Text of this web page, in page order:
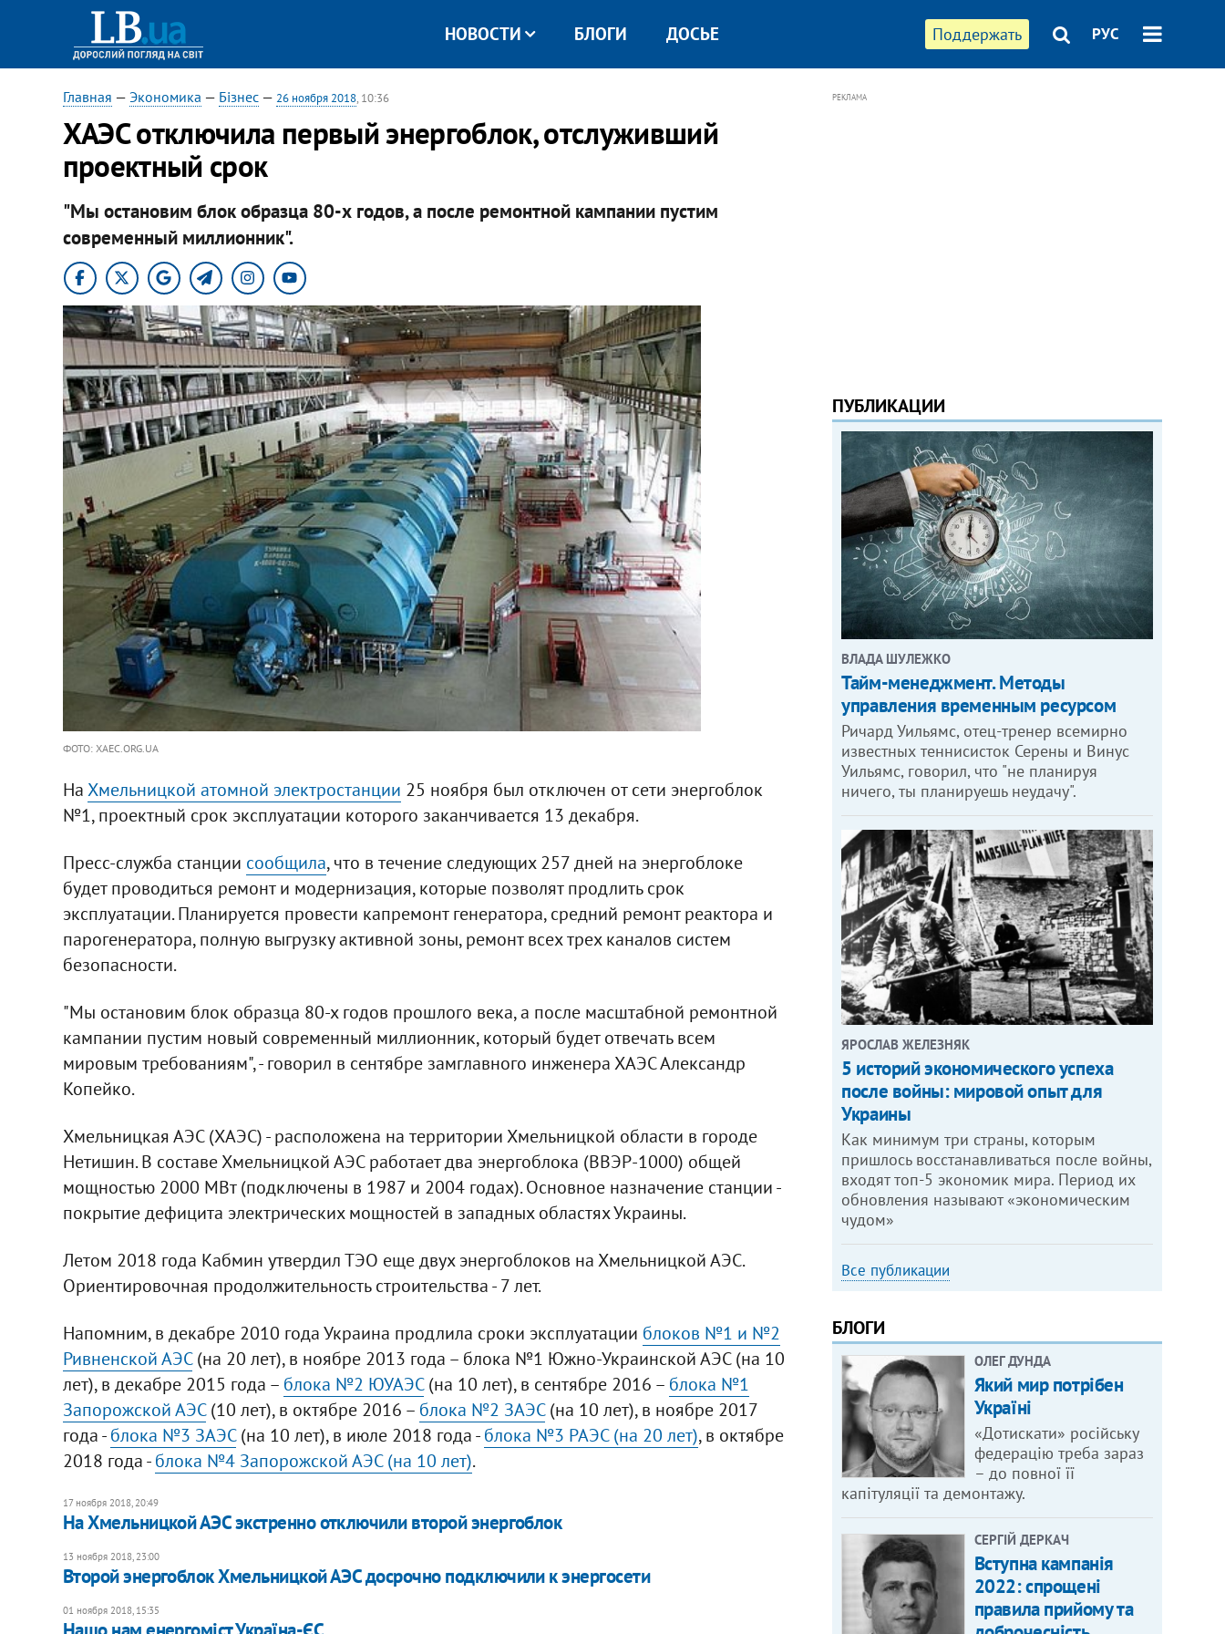
Поддержать РУС
НОВОСТИ БЛОГИ ДОСЬЕ
Главная — Экономика — Бізнес— 26 ноября 2018, 10:36
ХАЭС отключила первый энергоблок, отслуживший
проектный срок
"Мы остановим блок образца 80-х годов, а после ремонтной кампании пустим
современный миллионник".
ФОТО: XAEC.ORG.UA
НаХмельницкой атомной электростанции 25 ноября был отключен от сети энергоблок
№1, проектный срок эксплуатации которого заканчивается 13 декабря.
Пресс-служба станции сообщила, что в течение следующих 257 дней на энергоблоке
будет проводиться ремонт и модернизация, которые позволят продлить срок
эксплуатации. Планируется провести капремонт генератора, средний ремонт реактора и
парогенератора, полную выгрузку активной зоны, ремонт всех трех каналов систем
безопасности.
"Мы остановим блок образца 80-х годов прошлого века, а после масштабной ремонтной
кампании пустим новый современный миллионник, который будет отвечать всем
мировым требованиям", - говорил в сентябре замглавного инженера ХАЭС Александр
Копейко.
Хмельницкая АЭС (ХАЭС) - расположена на территории Хмельницкой области в городе
Нетишин. В составе Хмельницкой АЭС работает два энергоблока (ВВЭР-1000) общей
мощностью 2000 МВт (подключены в 1987 и 2004 годах). Основное назначение станции -
покрытие дефицита электрических мощностей в западных областях Украины.
Летом 2018 года Кабмин утвердил ТЭО еще двух энергоблоков на Хмельницкой АЭС.
Ориентировочная продолжительность строительства - 7 лет.
Напомним, в декабре 2010 года Украина продлила сроки эксплуатации блоков №1 и №2
Ривненской АЭС(на 20 лет), в ноябре 2013 года – блока №1 Южно-Украинской АЭС (на 10
лет), в декабре 2015 года – блока №2 ЮУАЭС(на 10 лет), в сентябре 2016 – блока №1
Запорожской АЭС(10 лет), в октябре 2016 – блока №2 ЗАЭС(на 10 лет), в ноябре 2017
года -блока №3 ЗАЭС(на 10 лет), в июле 2018 года -блока №3 РАЭС (на 20 лет), в октябре
2018 года -блока №4 Запорожской АЭС (на 10 лет).
17 ноября 2018, 20:49
На Хмельницкой АЭС экстренно отключили второй энергоблок
13 ноября 2018, 23:00
Второй энергоблок Хмельницкой АЭС досрочно подключили к энергосети
01 ноября 2018, 15:35
РЕКЛАМА
ПУБЛИКАЦИИ
ВЛАДА ШУЛЕЖКО
Тайм-менеджмент. Методы
управления временным ресурсом
Ричард Уильямс, отец-тренер всемирно
известных теннисисток Серены и Винус
Уильямс, говорил, что "не планируя
ничего, ты планируешь неудачу".
ЯРОСЛАВ ЖЕЛЕЗНЯК
5 историй экономического успеха
после войны: мировой опыт для
Украины
Как минимум три страны, которым
пришлось восстанавливаться после войны,
входят топ-5 экономик мира. Период их
обновления называют «экономическим
чудом»
Все публикации
БЛОГИ
ОЛЕГ ДУНДА
Який мир потрібен
Україні
«Дотискати» російську
федерацію треба зараз
– до повної її
капітуляції та демонтажу.
СЕРГІЙ ДЕРКАЧ
Вступна кампанія
2022: спрощені
правила прийому та